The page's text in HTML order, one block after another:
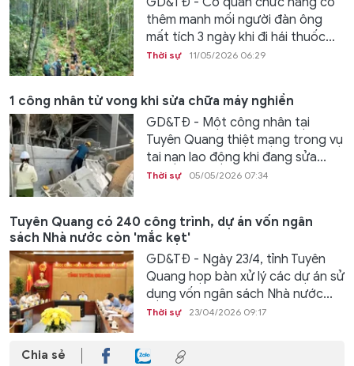
thêm manh mối người đàn ông
mất tích 3 ngày khi đi hái thuốc...
Thời sự 11/05/2026 06:29
1 công nhân tử vong khi sửa chữa máy nghiền
GD&TĐ - Một công nhân tại
Tuyên Quang thiệt mạng trong vụ
tai nạn lao động khi đang sửa...
Thời sự 05/05/2026 07:34
Tuyên Quang có 240 công trình, dự án vốn ngân
sách Nhà nước còn 'mắc kẹt'
GD&TĐ - Ngày 23/4, tỉnh Tuyên
Quang họp bàn xử lý các dự án sử
dụng vốn ngân sách Nhà nước...
Thời sự 23/04/2026 09:17
Chia sẻ